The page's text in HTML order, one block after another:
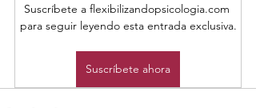
Suscríbete a flexibilizandopsicologia.com
para seguir leyendo esta entrada exclusiva.
Suscríbete ahora